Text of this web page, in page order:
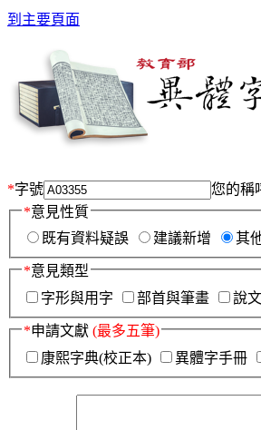
到主要頁面
*字號 您的稱
*意見性質
既有資料疑誤
建議新增 其
*意見類型
字形與用字
部首與筆畫 說
*申請文獻 (最多五筆)
康熙字典(校正本)
異體字手冊